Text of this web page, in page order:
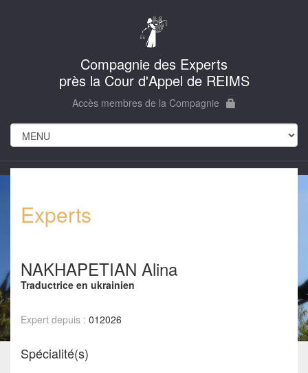
Compagnie des Experts
près la Cour d'Appel de REIMS
Accès membres de la Compagnie
Experts
NAKHAPETIAN Alina
Traductrice en ukrainien
Expert depuis : 012026
Spécialité(s)